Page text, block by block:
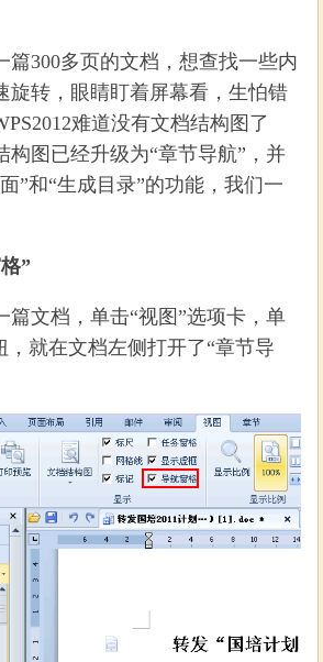
300多页的文档，想查找一些内
旋转，眼睛盯着屏幕看，生怕错
难道没有文档结构图了
构图已经升级为“章节导航”，并
”和“生成目录”的功能，我们一
”
文档，单击“视图”选项卡，单
，就在文档左侧打开了“章节导